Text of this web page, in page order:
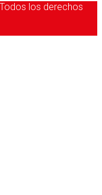
los derechos